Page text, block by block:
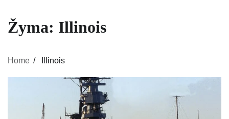
Žyma: Illinois
Home Illinois